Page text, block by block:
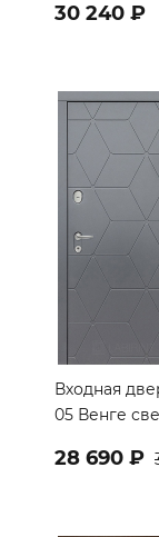
30 240 ₽
Входная
05 Венге
28 690 ₽